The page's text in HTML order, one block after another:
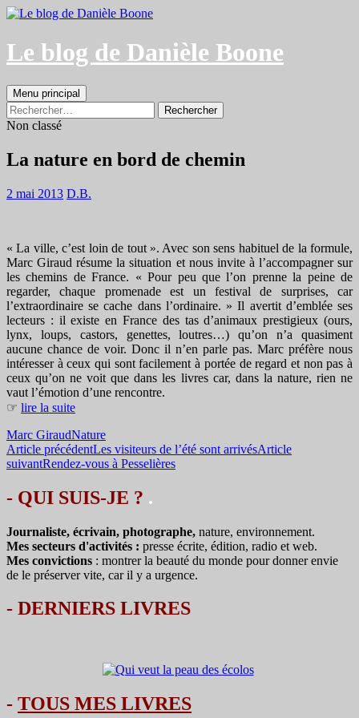
Aller
contenu
Le blog de Danièle Boone
Recherche
Menu principal
Rechercher :
Non classé
La nature en bord de chemin
2 mai 2013 D.B.
« La ville, c’est loin de tout ». Avec son sens habituel de la formule,
Marc Giraud résume la situation et nous invite à l’accompagner sur
les chemins de France. « Pour peu que l’on prenne la peine de
regarder, chaque promenade est un festival de surprises, car
l’extraordinaire se cache dans l’ordinaire. » Il avertit d’emblée ses
lecteurs : il existe en France des tas d’animaux prestigieux (ours,
lynx, loups, castors, genettes, loutres…) qu’on n’a quasiment
aucune chance de voir. Donc il n’en parle pas. Marc préfère nous
intéresser à ceux qui sont facilement à portée de regard et non pas à
ceux qu’on ne voit que dans les livres car, dans la nature, rien ne
vaut l’émotion d’une rencontre.
☞ lire la suite
Marc GiraudNature
Navigation
des
articles
Article précédentLes visiteurs de l’été sont arrivésArticle
suivantRendez-vous à Pesselières
- QUI SUIS-JE ? .
Journaliste, écrivain, photographe, nature, environnement.
Mes secteurs d'activités : presse écrite, édition, radio et web.
Mes convictions : montrer la beauté du monde pour donner envie
de le préserver vite, car il y a urgence.
- DERNIERS LIVRES
- TOUS MES LIVRES